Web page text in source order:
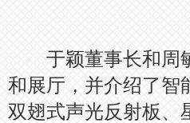
于颖董事长和周敏
和展厅，并介绍了智
双翅式声光反射板、